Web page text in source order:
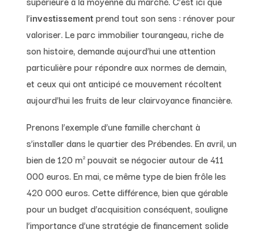
l’investissementprend tout son sens : rénover pour
valoriser. Le parc immobilier tourangeau, riche de
son histoire, demande aujourd’hui une attention
particulière pour répondre aux normes de demain,
et ceux qui ont anticipé ce mouvement récoltent
aujourd’hui les fruits de leur clairvoyance financière.
Prenons l’exemple d’une famille cherchant à
s’installer dans le quartier des Prébendes. En avril, un
bien de 120 m² pouvait se négocier autour de 411
000 euros. En mai, ce même type de bien frôle les
420 000 euros. Cette différence, bien que gérable
pour un budget d’acquisition conséquent, souligne
l’importance d’une stratégie de financement solide